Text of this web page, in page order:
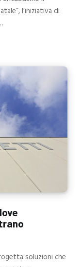
l’iniziativa di
soluzioni che